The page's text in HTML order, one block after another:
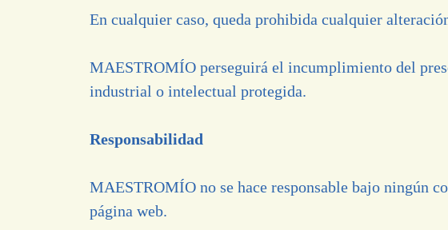
En cualquier caso, queda prohibida cualquier
MAESTROMÍO perseguirá el incumplimiento del
industrial o intelectual protegida.
Responsabilidad
MAESTROMÍO no se hace responsable bajo ningún
página web.